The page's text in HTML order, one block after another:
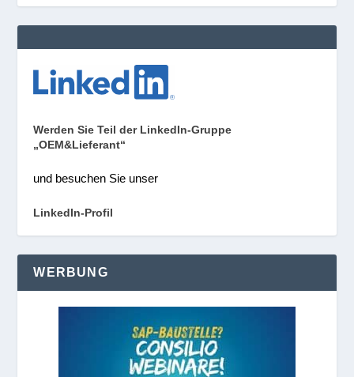
Werden Sie Teil der LinkedIn-Gruppe
„OEM&Lieferant“
und besuchen Sie unser
LinkedIn-Profil
WERBUNG